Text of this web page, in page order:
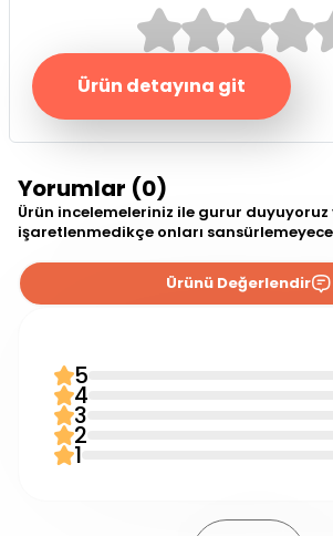
Ürün detayına git
Yorumlar (0)
Ürün incelemeleriniz ile gurur duyuyoruz
işaretlenmedikçe onları
Ürünü Değerlendir
5
4
3
2
1